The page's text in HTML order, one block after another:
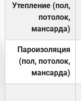
Утепление (пол,
потолок,
мансарда)
Пароизоляция
(пол, потолок,
мансарда)